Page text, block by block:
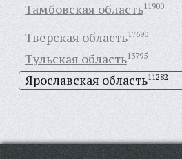
Тамбовская область11900
Тверская область17690
Тульская область13795
Ярославская область11282